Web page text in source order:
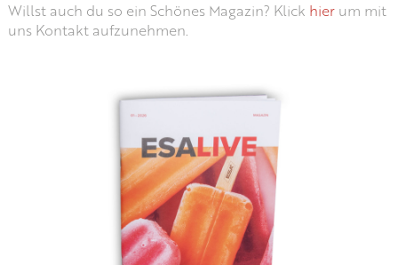
Willst auch du so ein Schönes Magazin? Klick hierum mit
uns Kontakt aufzunehmen.